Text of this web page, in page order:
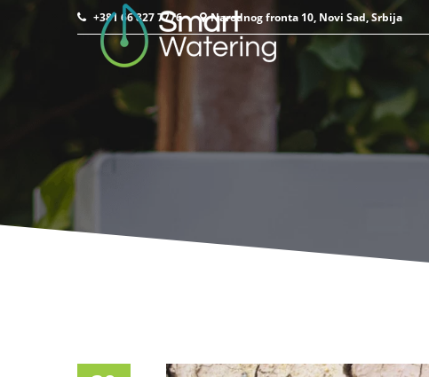
+381 66 827 7776 Narodnog fronta 10, Novi Sad, Srbija